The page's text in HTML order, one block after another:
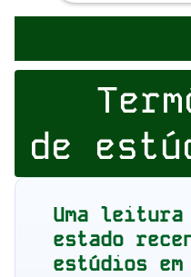
de
Uma
estado
estúdios